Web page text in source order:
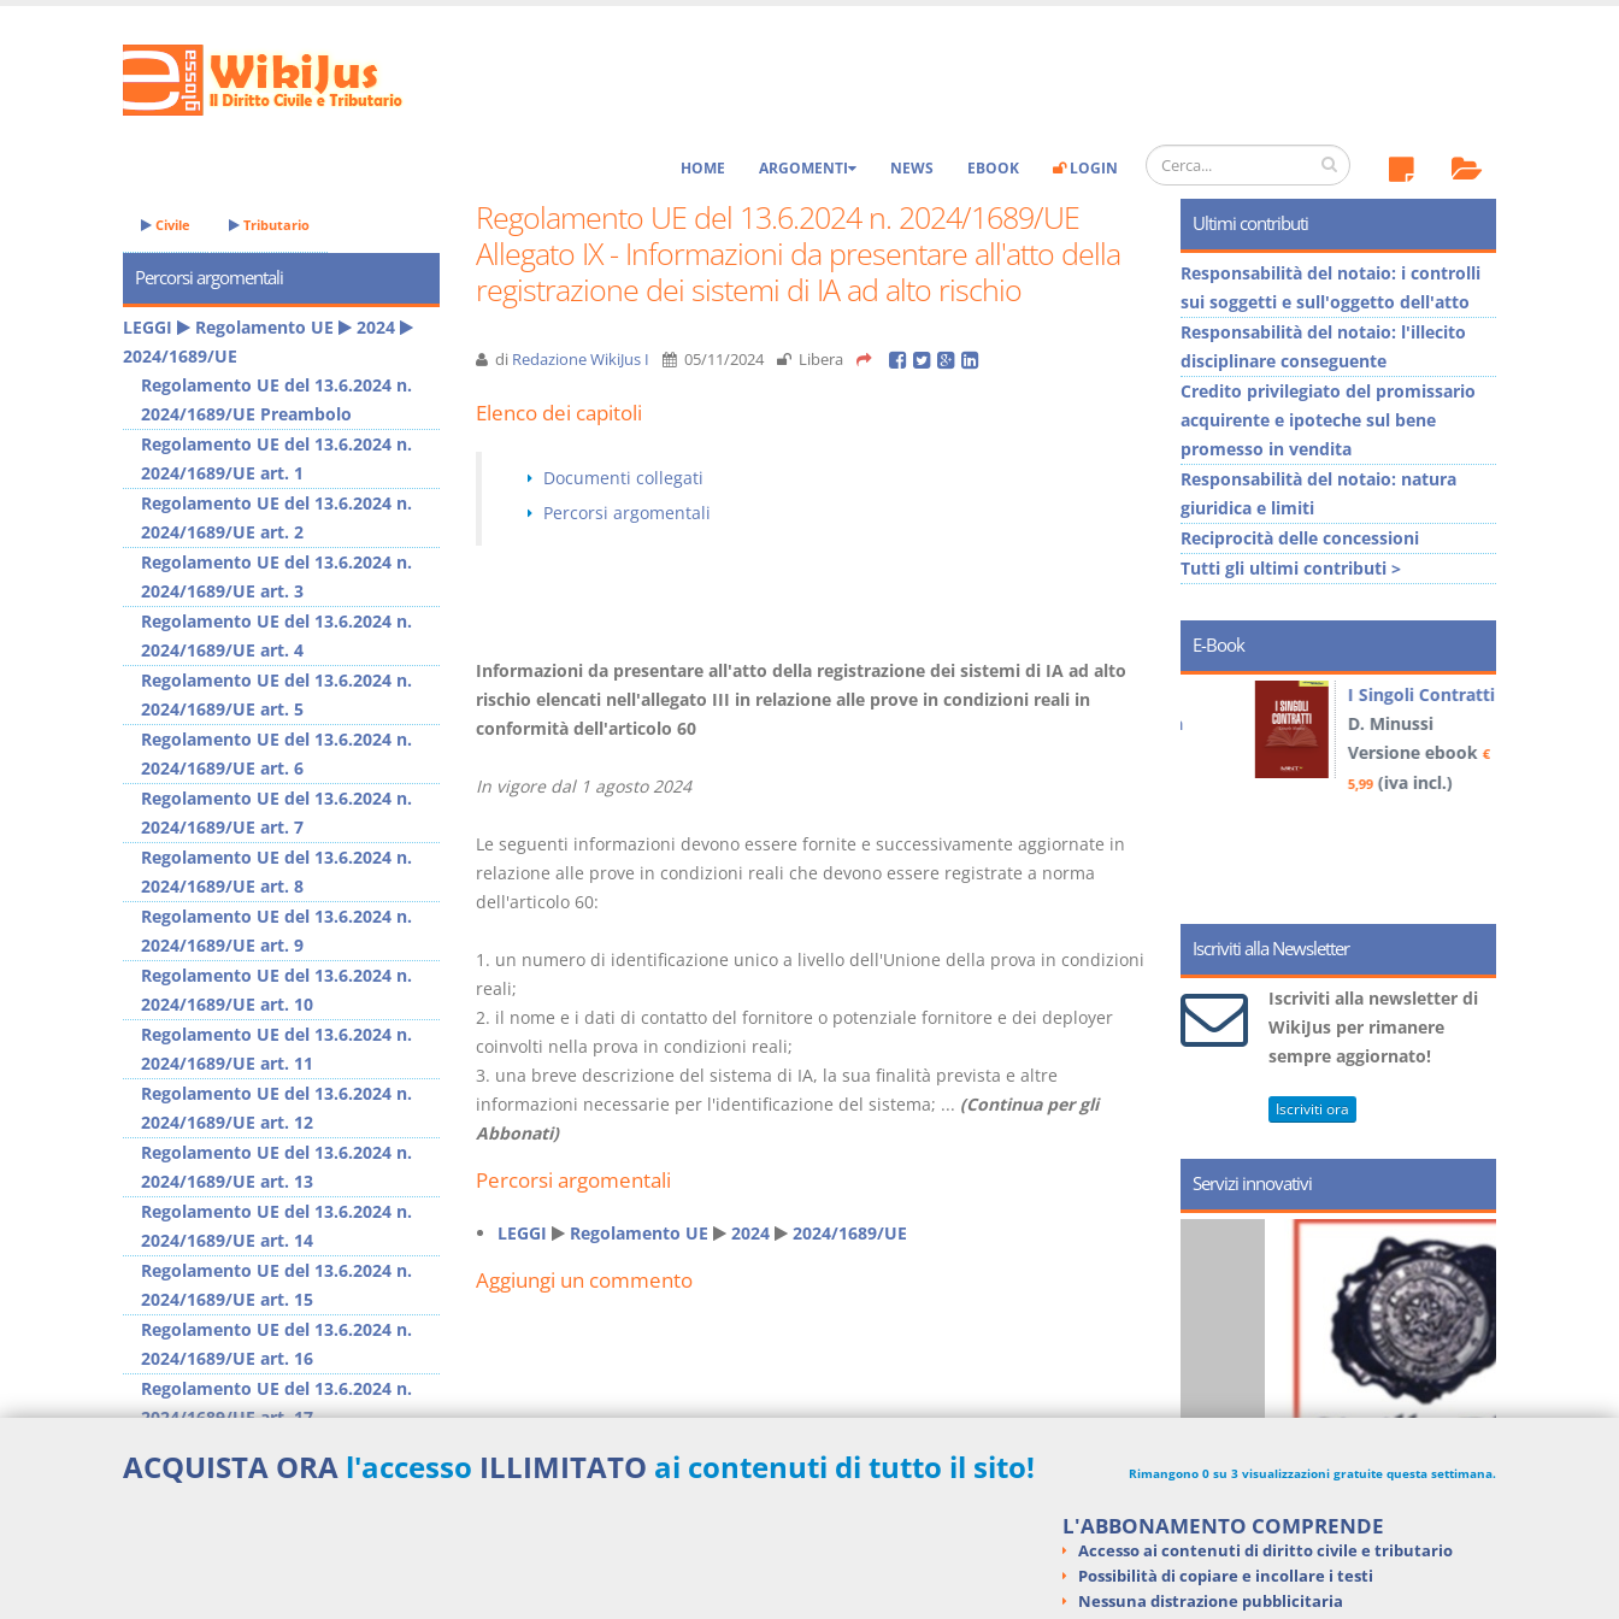
HOME ARGOMENTI NEWS EBOOK LOGIN
Regolamento UE del 13.6.2024 n. 2024/1689/UE
Allegato IX - Informazioni da presentare all'atto della
registrazione dei sistemi di IA ad alto rischio
di Redazione WikiJus I 05/11/2024 Libera
Elenco dei capitoli
Documenti collegati
Percorsi argomentali
Informazioni da presentare all'atto della registrazione dei sistemi di IA ad alto
rischio elencati nell'allegato III in relazione alle prove in condizioni reali in
conformità dell'articolo 60
In vigore dal 1 agosto 2024
Le seguenti informazioni devono essere fornite e successivamente aggiornate in
relazione alle prove in condizioni reali che devono essere registrate a norma
dell'articolo 60:
1. un numero di identificazione unico a livello dell'Unione della prova in condizioni
reali;
2. il nome e i dati di contatto del fornitore o potenziale fornitore e dei deployer
coinvolti nella prova in condizioni reali;
3. una breve descrizione del sistema di IA, la sua finalità prevista e altre
informazioni necessarie per l'identificazione del sistema; ... (Continua per gli
Abbonati)
Percorsi argomentali
LEGGI Regolamento UE 2024 2024/1689/UE
Aggiungi un commento
Civile Tributario
Percorsi argomentali
LEGGI Regolamento UE
2024
2024/1689/UE
Regolamento UE del 13.6.2024 n.
2024/1689/UE Preambolo
Regolamento UE del 13.6.2024 n.
2024/1689/UE art. 1
Regolamento UE del 13.6.2024 n.
2024/1689/UE art. 2
Regolamento UE del 13.6.2024 n.
2024/1689/UE art. 3
Regolamento UE del 13.6.2024 n.
2024/1689/UE art. 4
Regolamento UE del 13.6.2024 n.
2024/1689/UE art. 5
Regolamento UE del 13.6.2024 n.
2024/1689/UE art. 6
Regolamento UE del 13.6.2024 n.
2024/1689/UE art. 7
Regolamento UE del 13.6.2024 n.
2024/1689/UE art. 8
Regolamento UE del 13.6.2024 n.
2024/1689/UE art. 9
Regolamento UE del 13.6.2024 n.
2024/1689/UE art. 10
Regolamento UE del 13.6.2024 n.
2024/1689/UE art. 11
Regolamento UE del 13.6.2024 n.
2024/1689/UE art. 12
Regolamento UE del 13.6.2024 n.
2024/1689/UE art. 13
Regolamento UE del 13.6.2024 n.
2024/1689/UE art. 14
Regolamento UE del 13.6.2024 n.
2024/1689/UE art. 15
Regolamento UE del 13.6.2024 n.
2024/1689/UE art. 16
Regolamento UE del 13.6.2024 n.
2024/1689/UE art. 17
2024/1689/UE art. 18
Ultimi contributi
Responsabilità del notaio: i controlli
sui soggetti e sull'oggetto dell'atto
Responsabilità del notaio: l'illecito
disciplinare conseguente
Credito privilegiato del promissario
acquirente e ipoteche sul bene
promesso in vendita
Responsabilità del notaio: natura
giuridica e limiti
Reciprocità delle concessioni
Tutti gli ultimi contributi >
E-Book
I Vincoli Preliminari
Versione ebook€
Usufrutto Uso e
Abitazione
D. Minussi
Versione ebook€
(iva incl.)
Prescrizione e
decadenza
Versione ebook
Rapporto e
I Singoli Contratti
D. Minussi
Versione ebook€
5,99 (iva incl.)
Iscriviti alla Newsletter
Iscriviti alla newsletter di
WikiJus per rimanere
sempre aggiornato!
Iscriviti ora
Servizi innovativi
ACQUISTA ORA l'accesso ILLIMITATO ai contenuti di tutto il sito! Rimangono 0 su 3 visualizzazioni gratuite questa settimana.
L'ABBONAMENTO COMPRENDE
Accesso ai contenuti di diritto civile e tributario
Possibilità di copiare e incollare i testi
Nessuna distrazione pubblicitaria